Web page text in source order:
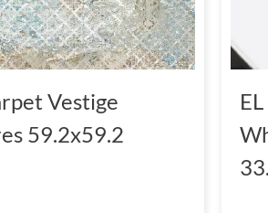
Vestige
59.2x59.2